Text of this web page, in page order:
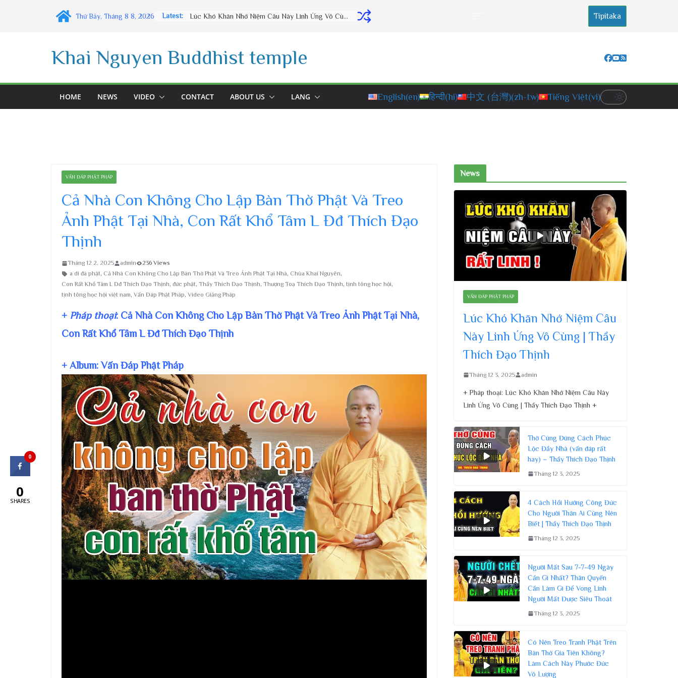
Thứ Bảy, Tháng 8 8, 2026 Latest: Thờ Cúng Đúng Cách Phúc Lộc Đầy Nhà (vấn đáp rất hay) – Thầy Thích Đạo Thịnh Tipitaka
Khai Nguyen Buddhist temple
HOME NEWS VIDEO CONTACT ABOUT US LANG English(en) हिन्दी(hi) 中文 (台灣)(zh-tw) Tiếng Việt(vi)
VẤN ĐÁP PHẬT PHÁP
Cả Nhà Con Không Cho Lập Bàn Thờ Phật Và Treo
Ảnh Phật Tại Nhà, Con Rất Khổ Tâm L Đđ Thích Đạo
Thịnh
Tháng 12 2, 2025 admin
236 Views
a di đà phật, Cả Nhà Con Không Cho Lập Bàn Thờ Phật Và Treo Ảnh Phật Tại Nhà, Chùa Khai Nguyên,
Con Rất Khổ Tâm L Đđ Thích Đạo Thịnh, đức phật, Thầy Thích Đạo Thịnh, Thượng Toạ Thích Đạo Thịnh, tịnh tông học hội,
tịnh tông học hội việt nam, Vấn Đáp Phật Pháp, Video Giảng Pháp
+ Pháp thoại: Cả Nhà Con Không Cho Lập Bàn Thờ Phật Và Treo Ảnh Phật Tại Nhà,
Con Rất Khổ Tâm L Đđ Thích Đạo Thịnh
+ Album: Vấn Đáp Phật Pháp
News
VẤN ĐÁP PHẬT PHÁP
Lúc Khó Khăn Nhớ Niệm Câu
Này Linh Ứng Vô Cùng | Thầy
Thích Đạo Thịnh
Tháng 12 3, 2025 admin
+ Pháp thoại: Lúc Khó Khăn Nhớ Niệm Câu Này
Linh Ứng Vô Cùng | Thầy Thích Đạo Thịnh +
Thờ Cúng Đúng Cách Phúc
Lộc Đầy Nhà (vấn đáp rất
hay) – Thầy Thích Đạo Thịnh
Tháng 12 3, 2025
4 Cách Hồi Hướng Công Đức
Cho Người Thân Ai Cũng Nên
Biết | Thầy Thích Đạo Thịnh
Tháng 12 3, 2025
Người Mất Sau 7-7-49 Ngày
Cần Gì Nhất? Thân Quyến
Cần Làm Gì Để Vong Linh
Người Mất Được Siêu Thoát
Tháng 12 3, 2025
Có Nên Treo Tranh Phật Trên
Bàn Thờ Gia Tiên Không?
Làm Cách Này Phước Đức
Vô Lượng
0
0
SHARES